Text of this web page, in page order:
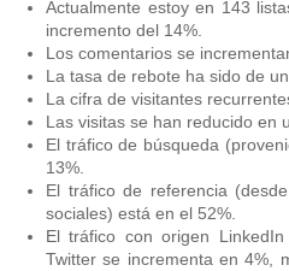
Actualmente estoy en 143
incremento del 14%.
Los comentarios se
La tasa de rebote ha sido de
La cifra de visitantes
Las visitas se han reducido en
El tráfico de búsqueda
13%.
El tráfico de referencia
sociales) está en el 52%.
El tráfico con origen
Twitter se incrementa en 4%,